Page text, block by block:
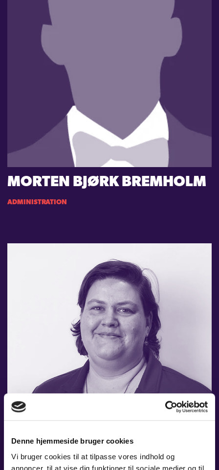
Denne hjemmeside bruger cookies
Vi bruger cookies til at tilpasse vores indhold og
annoncer, til at vise dig funktioner til sociale medier og til
MORTEN BJØRK BREMHOLM
ADMINISTRATION
SANNE KRISTENSEN